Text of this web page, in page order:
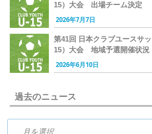
15）大会 出場チーム決定
2026年7月7日
第41回 日本クラブユースサ
15）大会 地域予選開催状況
2026年6月10日
過去のニュース